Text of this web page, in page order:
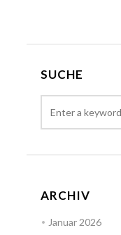
SUCHE
ARCHIV
Januar 2026